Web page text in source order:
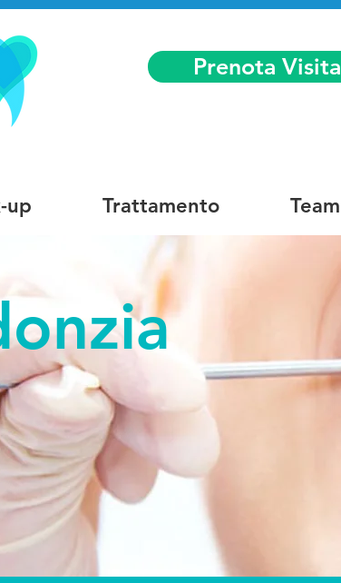
Prenota Visita
up Trattamento Team